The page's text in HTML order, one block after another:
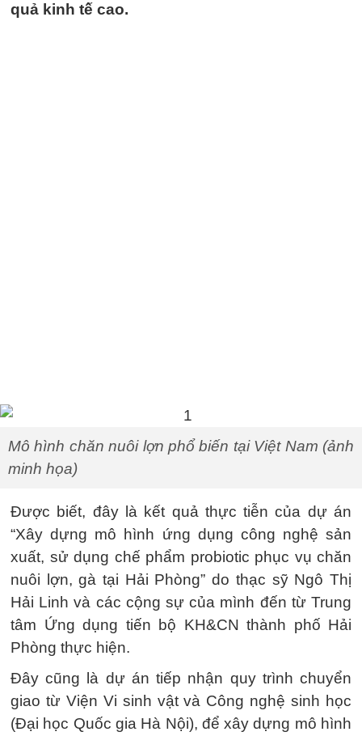
quả kinh tế cao.
Mô hình chăn nuôi lợn phổ biến tại Việt Nam (ảnh
minh họa)
Được biết, đây là kết quả thực tiễn của dự án
“Xây dựng mô hình ứng dụng công nghệ sản
xuất, sử dụng chế phẩm probiotic phục vụ chăn
nuôi lợn, gà tại Hải Phòng” do thạc sỹ Ngô Thị
Hải Linh và các cộng sự của mình đến từ Trung
tâm Ứng dụng tiến bộ KH&CN thành phố Hải
Phòng thực hiện.
Đây cũng là dự án tiếp nhận quy trình chuyển
giao từ Viện Vi sinh vật và Công nghệ sinh học
(Đại học Quốc gia Hà Nội), để xây dựng mô hình